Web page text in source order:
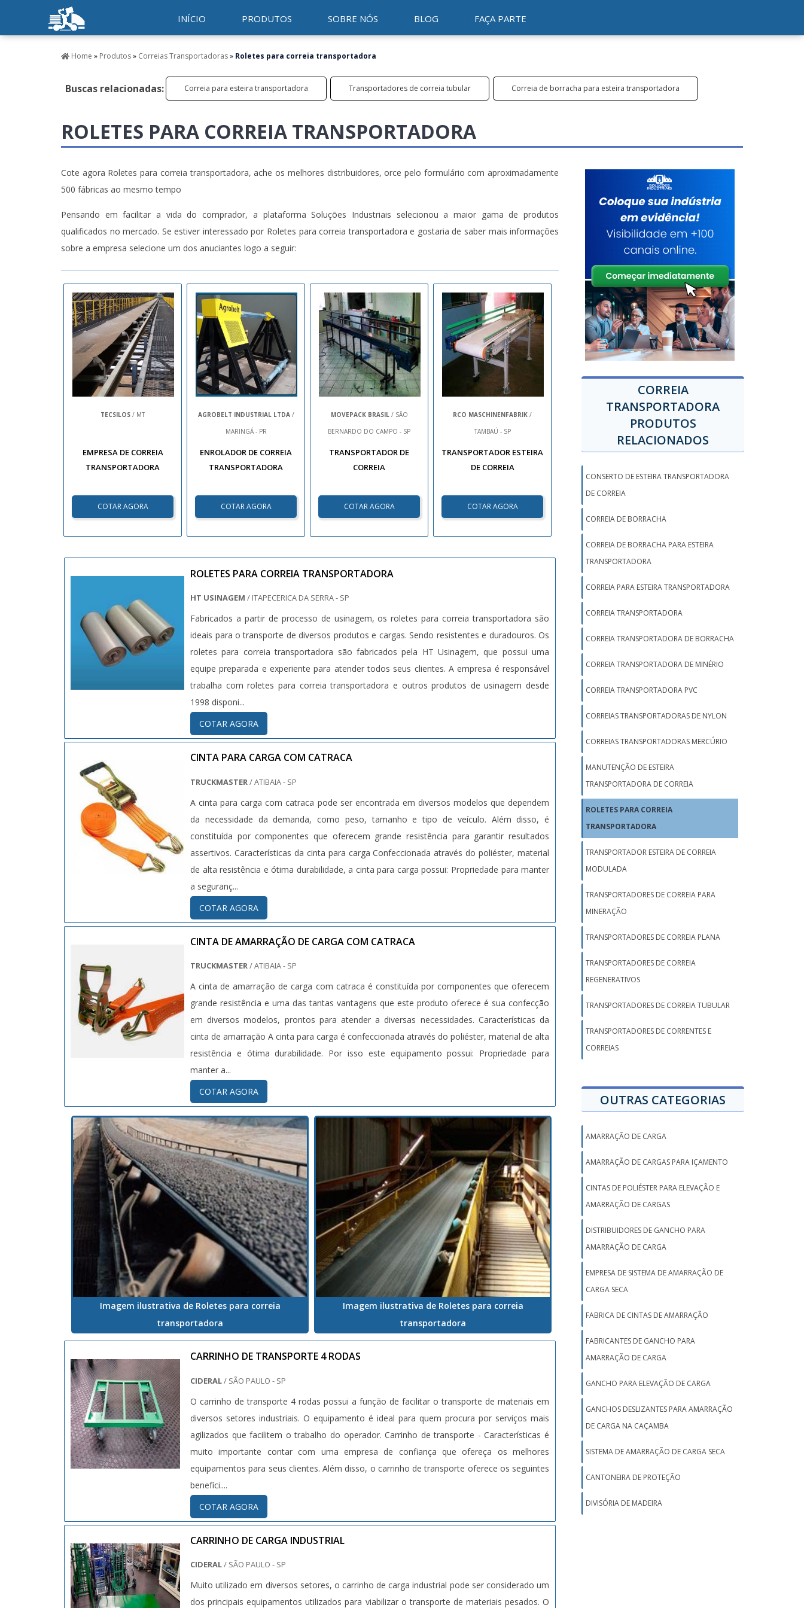
INÍCIO PRODUTOS SOBRE NÓS BLOG FAÇA PARTE
Home » Produtos» Correias Transportadoras» Roletes para correia transportadora
Buscas relacionadas: Correia para esteira transportadora Transportadores de correia tubular Correia de borracha para esteira transportadora
ROLETES PARA CORREIA TRANSPORTADORA
Cote agora Roletes para correia transportadora, ache os melhores distribuidores, orce pelo formulário com aproximadamente
500 fábricas ao mesmo tempo
Pensando em facilitar a vida do comprador, a plataforma Soluções Industriais selecionou a maior gama de produtos
qualificados no mercado. Se estiver interessado por Roletes para correia transportadora e gostaria de saber mais informações
sobre a empresa selecione um dos anuciantes logo a seguir:
TECSILOS / MT
EMPRESA DE CORREIA
TRANSPORTADORA
COTAR AGORA
AGROBELT INDUSTRIAL LTDA/
MARINGÁ - PR
ENROLADOR DE CORREIA
TRANSPORTADORA
COTAR AGORA
MOVEPACK BRASIL/ SÃO
BERNARDO DO CAMPO - SP
TRANSPORTADOR DE
CORREIA
COTAR AGORA
RCO MASCHINENFABRIK /
TAMBAÚ - SP
TRANSPORTADOR ESTEIRA
DE CORREIA
COTAR AGORA
ROLETES PARA CORREIA TRANSPORTADORA
HT USINAGEM/ ITAPECERICA DA SERRA - SP
Fabricados a partir de processo de usinagem, os roletes para correia transportadora são
ideais para o transporte de diversos produtos e cargas. Sendo resistentes e duradouros. Os
roletes para correia transportadora são fabricados pela HT Usinagem, que possui uma
equipe preparada e experiente para atender todos seus clientes. A empresa é responsável
trabalha com roletes para correia transportadora e outros produtos de usinagem desde
1998 disponi...
COTAR AGORA
CINTA PARA CARGA COM CATRACA
TRUCKMASTER/ ATIBAIA - SP
A cinta para carga com catraca pode ser encontrada em diversos modelos que dependem
da necessidade da demanda, como peso, tamanho e tipo de veículo. Além disso, é
constituída por componentes que oferecem grande resistência para garantir resultados
assertivos. Características da cinta para carga Confeccionada através do poliéster, material
de alta resistência e ótima durabilidade, a cinta para carga possui: Propriedade para manter
a seguranç...
COTAR AGORA
CINTA DE AMARRAÇÃO DE CARGA COM CATRACA
TRUCKMASTER/ ATIBAIA - SP
A cinta de amarração de carga com catraca é constituída por componentes que oferecem
grande resistência e uma das tantas vantagens que este produto oferece é sua confecção
em diversos modelos, prontos para atender a diversas necessidades. Características da
cinta de amarração A cinta para carga é confeccionada através do poliéster, material de alta
resistência e ótima durabilidade. Por isso este equipamento possui: Propriedade para
manter a...
COTAR AGORA
Imagem ilustrativa de Roletes para correia
transportadora
Imagem ilustrativa de Roletes para correia
transportadora
CARRINHO DE TRANSPORTE 4 RODAS
CIDERAL/ SÃO PAULO - SP
O carrinho de transporte 4 rodas possui a função de facilitar o transporte de materiais em
diversos setores industriais. O equipamento é ideal para quem procura por serviços mais
agilizados que facilitem o trabalho do operador. Carrinho de transporte - Características é
muito importante contar com uma empresa de confiança que ofereça os melhores
equipamentos para seus clientes. Além disso, o carrinho de transporte oferece os seguintes
benefíci....
COTAR AGORA
CARRINHO DE CARGA INDUSTRIAL
CIDERAL/ SÃO PAULO - SP
Muito utilizado em diversos setores, o carrinho de carga industrial pode ser considerado um
dos principais equipamentos utilizados para viabilizar o transporte de materiais pesados. O
CORREIA
TRANSPORTADORA
PRODUTOS
RELACIONADOS
CONSERTO DE ESTEIRA TRANSPORTADORA
DE CORREIA
CORREIA DE BORRACHA
CORREIA DE BORRACHA PARA ESTEIRA
TRANSPORTADORA
CORREIA PARA ESTEIRA TRANSPORTADORA
CORREIA TRANSPORTADORA
CORREIA TRANSPORTADORA DE BORRACHA
CORREIA TRANSPORTADORA DE MINÉRIO
CORREIA TRANSPORTADORA PVC
CORREIAS TRANSPORTADORAS DE NYLON
CORREIAS TRANSPORTADORAS MERCÚRIO
MANUTENÇÃO DE ESTEIRA
TRANSPORTADORA DE CORREIA
ROLETES PARA CORREIA
TRANSPORTADORA
TRANSPORTADOR ESTEIRA DE CORREIA
MODULADA
TRANSPORTADORES DE CORREIA PARA
MINERAÇÃO
TRANSPORTADORES DE CORREIA PLANA
TRANSPORTADORES DE CORREIA
REGENERATIVOS
TRANSPORTADORES DE CORREIA TUBULAR
TRANSPORTADORES DE CORRENTES E
CORREIAS
OUTRAS CATEGORIAS
AMARRAÇÃO DE CARGA
AMARRAÇÃO DE CARGAS PARA IÇAMENTO
CINTAS DE POLIÉSTER PARA ELEVAÇÃO E
AMARRAÇÃO DE CARGAS
DISTRIBUIDORES DE GANCHO PARA
AMARRAÇÃO DE CARGA
EMPRESA DE SISTEMA DE AMARRAÇÃO DE
CARGA SECA
FABRICA DE CINTAS DE AMARRAÇÃO
FABRICANTES DE GANCHO PARA
AMARRAÇÃO DE CARGA
GANCHO PARA ELEVAÇÃO DE CARGA
GANCHOS DESLIZANTES PARA AMARRAÇÃO
DE CARGA NA CAÇAMBA
SISTEMA DE AMARRAÇÃO DE CARGA SECA
CANTONEIRA DE PROTEÇÃO
DIVISÓRIA DE MADEIRA